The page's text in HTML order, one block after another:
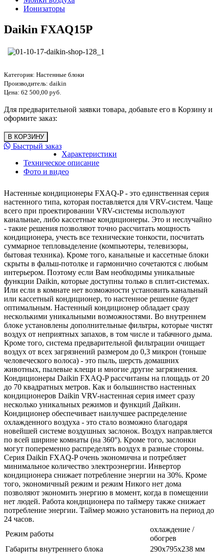
Ионизаторы
Daikin FXAQ15P
Категория: Настенные блоки
Производитель: daikin
Цена: 62 500,00 руб.
Для предварительной заявки товара, добавьте его в Корзину и
оформите заказ:
Быстрый заказ
Характеристики
Техническое описание
Фото и видео
Настенные кондиционеры FXAQ-P - это единственная серия
настенного типа, которая поставляется для VRV-систем. Чаще
всего при проектировании VRV-системы используют
канальные, либо кассетные кондиционеры. Это и неслучайно
- такие решения позволяют точно рассчитать мощность
кондиционера, учесть все технические тонкости, посчитать
суммарное тепловыделение (компьютеры, телевизоры,
бытовая техника). Кроме того, канальные и кассетные блоки
скрыты в фальш-потолке и гармонично сочетаются с любым
интерьером. Поэтому если Вам необходимы уникальные
функции Daikin, которые доступны только в сплит-системах.
Или если в комнате нет возможности установить канальный
или кассетный кондиционер, то настенное решение будет
оптимальным. Настенный кондиционер обладает сразу
несколькими уникальными возможностями. Во внутреннем
блоке установлены дополнительные фильтры, которые чистят
воздух от неприятных запахов, в том числе и табачного дыма.
Кроме того, система предварительной фильтрации очищает
воздух от всех загрязнений размером до 0,3 микрон (тоньше
человеческого волоса) - это пыль, шерсть домашних
животных, пылевые клещи и многие другие загрязнения.
Кондиционеры Daikin FXAQ-P рассчитаны на площадь от 20
до 70 квадратных метров. Как и большинство настенных
кондиционеров Daikin VRV-настенная серия имеет сразу
несколько уникальных режимов и функций Дайкин.
Кондиционер обеспечивает наилучшее распределение
охлажденного воздуха - это стало возможно благодаря
новейшей системе воздушных заслонок. Воздух направляется
по всей ширине комнаты (на 360°). Кроме того, заслонки
могут попеременно распределять воздух в разные стороны.
Серия Daikin FXAQ-P очень экономична и потребляет
минимальное количество электроэнергии. Инвертор
кондиционера снижает потребление энергии на 30%. Кроме
того, экономичный режим и режим Никого нет дома
позволяют экономить энергию в момент, когда в помещении
нет людей. Работа кондиционера по таймеру также снижает
потребление энергии. Таймер можно установить на период до
24 часов.
Режим работы
охлаждение /
обогрев
Габариты внутреннего блока
290x795x238 мм